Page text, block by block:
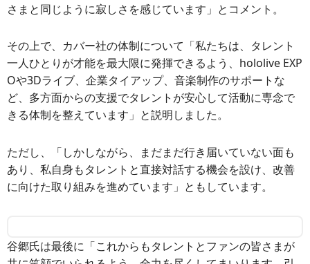
さまと同じように寂しさを感じています」とコメント。
その上で、カバー社の体制について「私たちは、タレント
一人ひとりが才能を最大限に発揮できるよう、hololive EXP
Oや3Dライブ、企業タイアップ、音楽制作のサポートな
ど、多方面からの支援でタレントが安心して活動に専念で
きる体制を整えています」と説明しました。
ただし、「しかしながら、まだまだ行き届いていない面も
あり、私自身もタレントと直接対話する機会を設け、改善
に向けた取り組みを進めています」ともしています。
谷郷氏は最後に「これからもタレントとファンの皆さまが